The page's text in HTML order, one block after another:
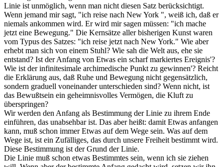
Linie ist unmöglich, wenn man nicht diesen Satz berücksichtigt.
Wenn jemand mir sagt, "ich reise nach New York ", weiß ich, daß er
niemals ankommen wird. Er wird mir sagen müssen: "ich mache
jetzt eine Bewegung." Die Kernsätze aller bisherigen Kunst waren
vom Typus des Satzes: "ich reise jetzt nach New York." Wie aber
erhebt man sich von einem Stuhl? Wie sah die Welt aus, ehe sie
entstand? Ist der Anfang von Etwas ein scharf markiertes Ereignis'?
Wie ist der infinitesimale archimedische Punkt zu gewinnen'? Reicht
die Erklärung aus, daß Ruhe und Bewegung nicht gegensätzlich,
sondern graduell voneinander unterschieden sind? Wenn nicht, ist
das Bewußtsein ein geheimnisvolles Vermögen, die Kluft zu
überspringen?
Wir werden den Anfang als Bestimmung der Linie zu ihrem Ende
einführen, das unabsehbar ist. Das aber heißt: damit Etwas anfangen
kann, muß schon immer Etwas auf dem Wege sein. Was auf dem
Wege ist, ist ein Zufälliges, das durch unsere Freiheit bestimmt wird.
Diese Bestimmung ist der Grund der Linie.
Die Linie muß schon etwas Bestimmtes sein, wenn ich sie ziehen